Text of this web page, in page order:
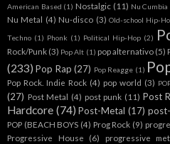
American Based (1) Nostalgic (11) Nu Cumbia
Nu Metal (4) Nu-disco (3) Old-school Hip-
Techno (1) Phonk (1) Political Hip-Hop (2)
Rock/Punk (3) Pop Alt (1) pop alternativo (5)
(233) Pop Rap (27) Pop Reagge (1)
Pop Rock. Indie Rock (4) pop world (3)
(27) Post Metal (4) post punk (11) Post
Hardcore (74) Post-Metal (17)
POP (BEACH BOYS (4) Prog Rock (9)
Progressive House (6) progressive